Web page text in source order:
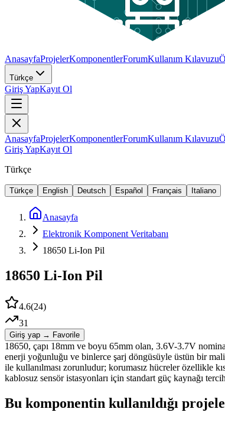
AnasayfaProjelerKomponentlerForumKullanım Kılavuzu
Türkçe
Giriş YapKayıt Ol
AnasayfaProjelerKomponentlerForumKullanım Kılavuzu
Giriş YapKayıt Ol
Türkçe
Türkçe English Deutsch Español Français Italiano
Anasayfa
Elektronik Komponent Veritabanı
18650 Li-Ion Pil
18650 Li-Ion Pil
4.6(24)
31
Giriş yap → Favorile
18650, çapı 18mm ve boyu 65mm olan, 3.6V-3.7V
enerji yoğunluğu ve binlerce şarj döngüsüyle üstün bir
ile kullanılması zorunludur; korumasız hücreler özellikle
kablosuz sensör istasyonları için standart güç kaynağı
Bu komponentin kullanıldığı